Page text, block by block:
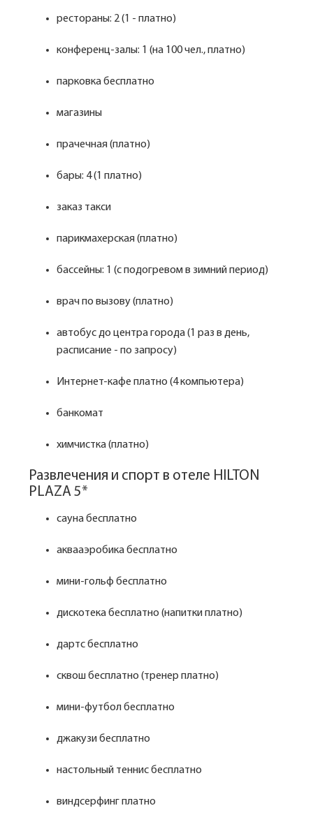
рестораны: 2 (1 - платно)
конференц-залы: 1 (на 100 чел., платно)
парковка бесплатно
магазины
прачечная (платно)
бары: 4 (1 платно)
заказ такси
парикмахерская (платно)
бассейны: 1 (с подогревом в зимний период)
врач по вызову (платно)
автобус до центра города (1 раз в день,
расписание - по запросу)
Интернет-кафе платно (4 компьютера)
банкомат
химчистка (платно)
Развлечения и спорт в отеле HILTON
PLAZA 5*
сауна бесплатно
аквааэробика бесплатно
мини-гольф бесплатно
дискотека бесплатно (напитки платно)
дартс бесплатно
сквош бесплатно (тренер платно)
мини-футбол бесплатно
джакузи бесплатно
настольный теннис бесплатно
виндсерфинг платно